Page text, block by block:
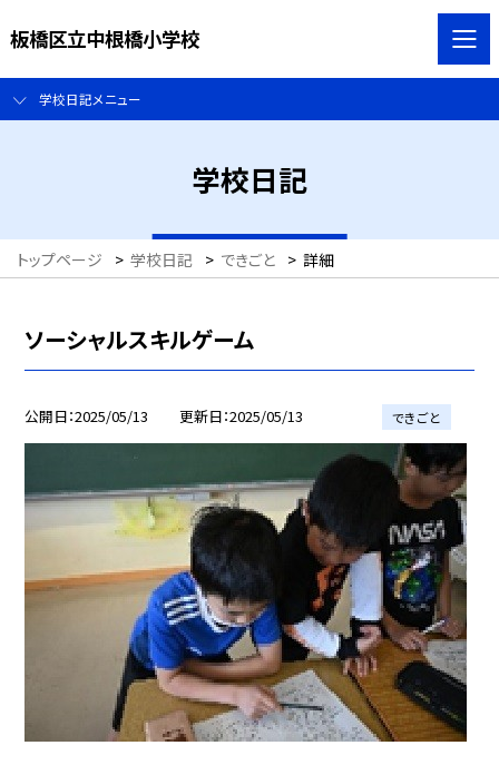
板橋区立中根橋小学校
学校日記メニュー
学校日記
トップページ > 学校日記 > できごと > 詳細
ソーシャルスキルゲーム
公開日 2025/05/13 更新日 2025/05/13 できごと